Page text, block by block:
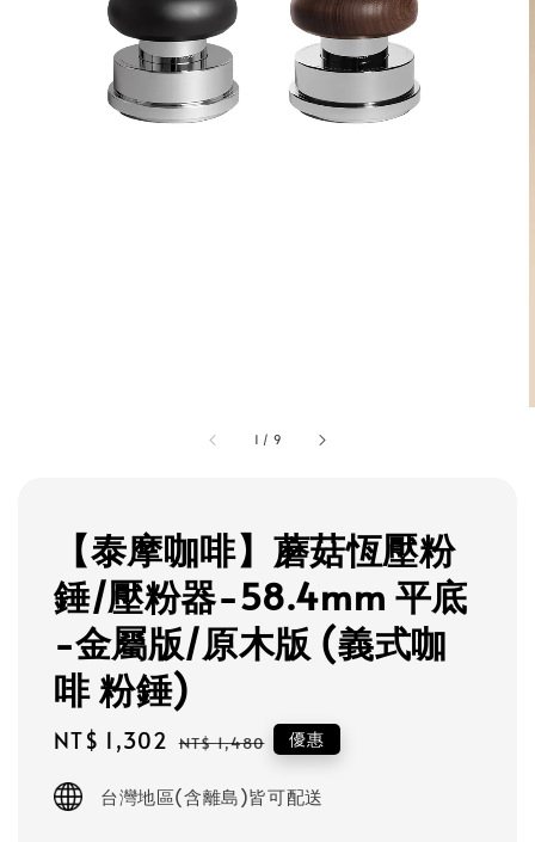
1 / 9
【泰摩咖啡】蘑菇恆壓粉
錘/壓粉器-58.4mm 平底
-金屬版/原木版 (義式咖
啡 粉錘)
Sale
NT$ 1,302 Regular
NT$ 1,480 優惠
台灣地區(含離島)皆可配送